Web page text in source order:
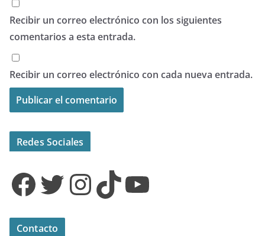
Recibir un correo electrónico con los siguientes
comentarios a esta entrada.
Recibir un correo electrónico con cada nueva entrada.
Redes Sociales
Facebook Twitter InstagramTikTok YouTube
Contacto